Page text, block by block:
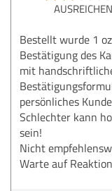
Bestellt wurde 1
Bestätigung des
mit
persönliches
Schlechter kann
sein!
Nicht
Warte auf